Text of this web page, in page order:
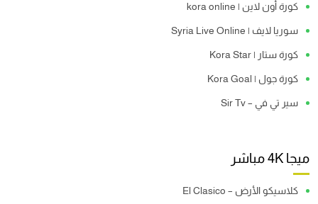
كورة أون لاين | kora online
سوريا لايف | Syria Live Online
كورة ستار | Kora Star
كورة جول | Kora Goal
سير تي في – Sir Tv
ميجا 4K مباشر
كلاسيكو الأرض – El Clasico